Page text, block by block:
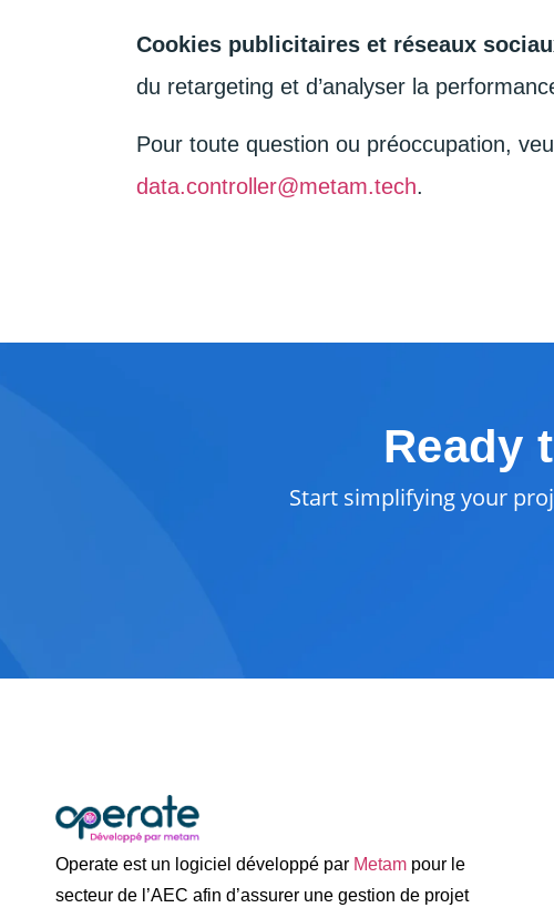
Cookies publicitaires et réseaux
du retargeting et d’analyser la
Pour toute question ou préoccupation,
data.controller@metam.tech.
Ready
Start simplifying your
Operate est un logiciel développé par Metam pour le
secteur de l’AEC afin d’assurer une gestion de projet